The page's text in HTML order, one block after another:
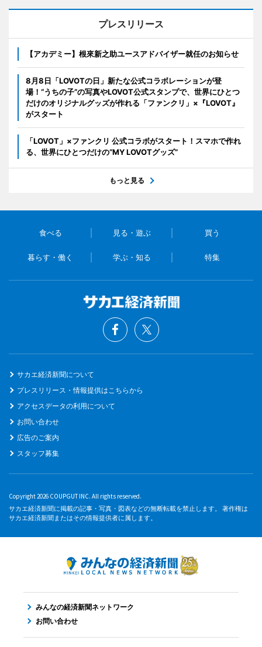
プレスリリース
【アカデミー】根來新之助ユースアドバイザー就任のお知らせ
8月8日「LOVOTの日」新たな公式コラボレーションが登
場！“うちの子”の写真やLOVOT公式スタンプで、世界にひとつ
だけのオリジナルグッズが作れる「ファンクリ」×『LOVOT』
がスタート
「LOVOT」×ファンクリ 公式コラボがスタート！スマホで作れ
る、世界にひとつだけの“MY LOVOTグッズ”
もっと見る
食べる 見る・遊ぶ 買う
暮らす・働く 学ぶ・知る 特集
サカエ経済新聞について
プレスリリース・情報提供はこちらから
アクセスデータの利用について
お問い合わせ
広告のご案内
スタッフ募集
Copyright 2026 COUPGUT INC. All rights reserved.
サカエ経済新聞に掲載の記事・写真・図表などの無断転載を禁止します。 著作権は
サカエ経済新聞またはその情報提供者に属します。
みんなの経済新聞ネットワーク
お問い合わせ